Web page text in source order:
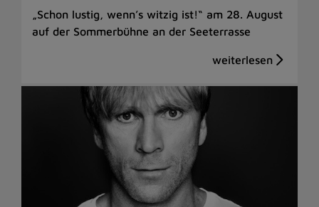
„Schon lustig, wenn’s witzig ist!“ am 28. August
auf der Sommerbühne an der Seeterrasse